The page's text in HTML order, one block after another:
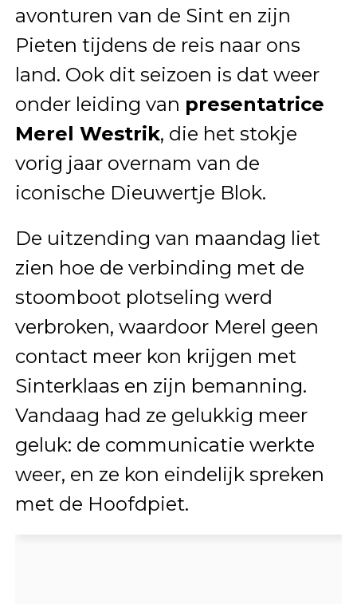
avonturen van de Sint en zijn
Pieten tijdens de reis naar ons
land. Ook dit seizoen is dat weer
onder leiding van presentatrice
Merel Westrik, die het stokje
vorig jaar overnam van de
iconische Dieuwertje Blok.
De uitzending van maandag liet
zien hoe de verbinding met de
stoomboot plotseling werd
verbroken, waardoor Merel geen
contact meer kon krijgen met
Sinterklaas en zijn bemanning.
Vandaag had ze gelukkig meer
geluk: de communicatie werkte
weer, en ze kon eindelijk spreken
met de Hoofdpiet.